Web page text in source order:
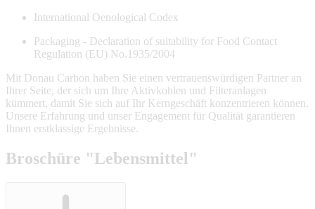
International Oenological Codex
Packaging - Declaration of suitability for Food Contact
Regulation (EU) No.1935/2004
Mit Donau Carbon haben Sie einen vertrauenswürdigen Partner an
Ihrer Seite, der sich um Ihre Aktivkohlen und Filteranlagen
kümmert, damit Sie sich auf Ihr Kerngeschäft konzentrieren können.
Unsere Erfahrung und unser Engagement für Qualität garantieren
Ihnen erstklassige Ergebnisse.
Broschüre "Lebensmittel"